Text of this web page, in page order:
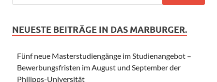
NEUESTE BEITRÄGE IN DAS MARBURGER.
Fünf neue Masterstudiengänge im Studienangebot –
Bewerbungsfristen im August und September der
Philipps-Universität